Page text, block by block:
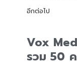
อีกต่อไป
Vox
รวม50